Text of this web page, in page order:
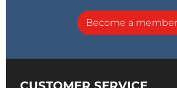
Become a member